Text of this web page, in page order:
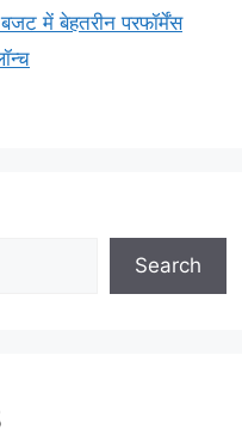
में बेहतरीन परफॉर्मेंस
Search